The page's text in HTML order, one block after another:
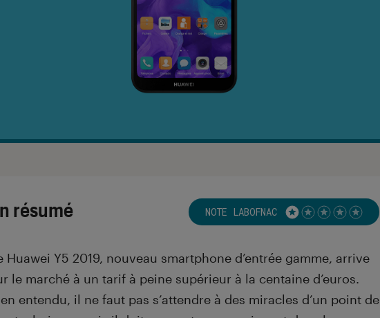
résumé NOTE LABOFNAC Noté 1 étoiles sur 5
Huawei Y5 2019, nouveau smartphone d’entrée gamme, arrive
le marché à un tarif à peine supérieur à la centaine d’euros.
entendu, il ne faut pas s’attendre à des miracles d’un point de